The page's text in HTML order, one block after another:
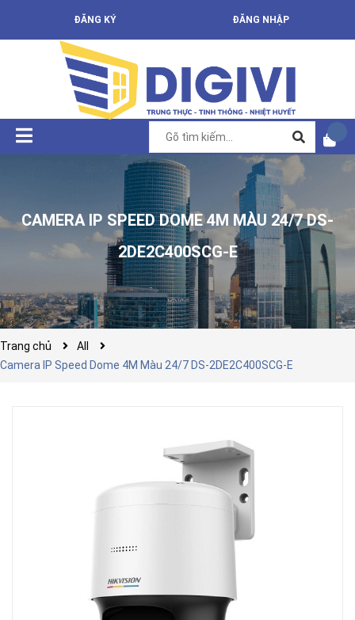
ĐĂNG KÝ ĐĂNG NHẬP
CAMERA IP SPEED DOME 4M MÀU 24/7 DS-
2DE2C400SCG-E
Trang chủ
All
Camera IP Speed Dome 4M Màu 24/7 DS-2DE2C400SCG-E